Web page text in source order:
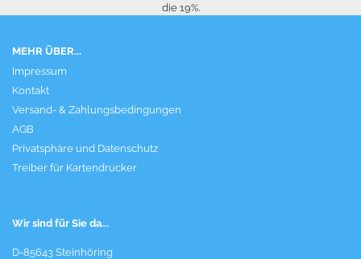
die 19%.
MEHR ÜBER...
Impressum
Kontakt
Versand- & Zahlungsbedingungen
AGB
Privatsphäre und Datenschutz
Treiber für Kartendrucker
Wir sind für Sie da...
D-85643 Steinhöring